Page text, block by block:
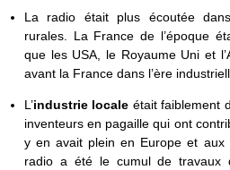
La radio était plus écoutée
rurales. La France de l’époque
que les USA, le Royaume Uni et
avant la France dans l’ère
L’industrie locale était faiblement
inventeurs en pagaille qui ont
y en avait plein en Europe et aux
radio a été le cumul de travaux